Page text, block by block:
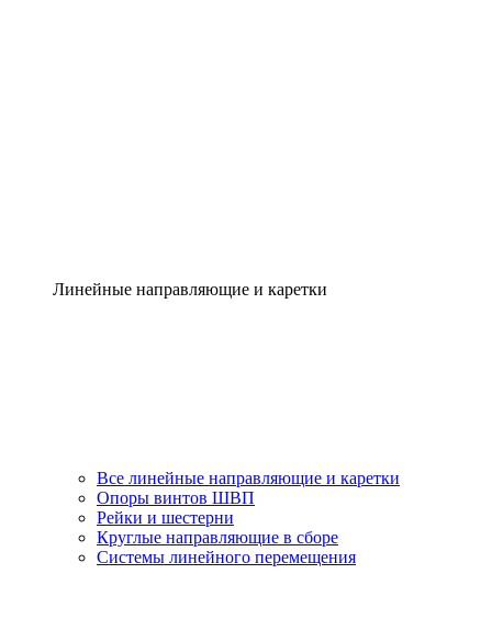
Линейные направляющие и каретки
Все линейные направляющие и каретки
Опоры винтов ШВП
Рейки и шестерни
Круглые направляющие в сборе
Системы линейного перемещения